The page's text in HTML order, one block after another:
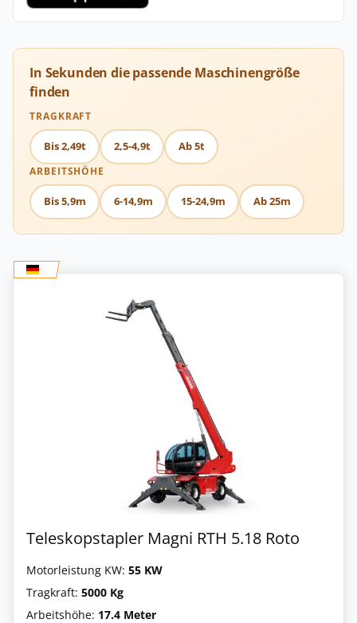
In Sekunden die passende Maschinengröße
finden
TRAGKRAFT
Bis 2,49t 2,5-4,9t Ab 5t
ARBEITSHÖHE
Bis 5,9m 6-14,9m 15-24,9m Ab 25m
Teleskopstapler Magni RTH 5.18 Roto
Motorleistung KW: 55 KW
Tragkraft: 5000 Kg
Arbeitshöhe: 17.4 Meter